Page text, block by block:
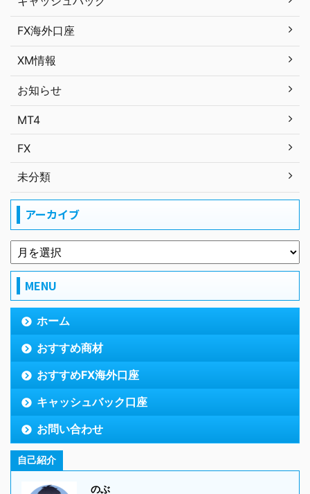
FX海外口座
XM情報
お知らせ
MT4
FX
未分類
アーカイブ
MENU
ホーム
おすすめ商材
おすすめFX海外口座
キャッシュバック口座
お問い合わせ
自己紹介
のぶ